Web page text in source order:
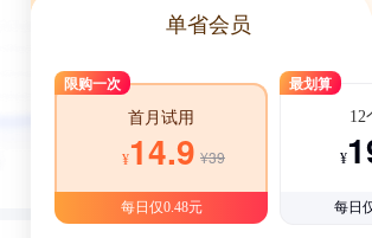
单省会员
限购一次
首月试用
¥14.9 ¥39
每日仅0.48元
最划算
12
¥
每日